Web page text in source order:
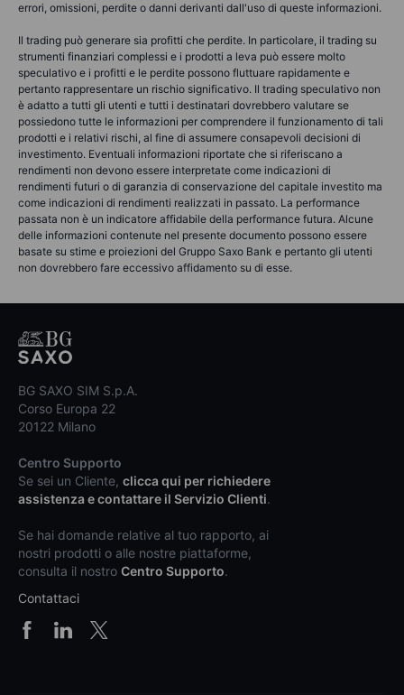
errori, omissioni, perdite o danni derivanti dall'uso di queste informazioni.
Il trading può generare sia profitti che perdite. In particolare, il trading su
strumenti finanziari complessi e i prodotti a leva può essere molto
speculativo e i profitti e le perdite possono fluttuare rapidamente e
pertanto rappresentare un rischio significativo. Il trading speculativo non
è adatto a tutti gli utenti e tutti i destinatari dovrebbero valutare se
possiedono tutte le informazioni per comprendere il funzionamento di tali
prodotti e i relativi rischi, al fine di assumere consapevoli decisioni di
investimento. Eventuali informazioni riportate che si riferiscano a
rendimenti non devono essere interpretate come indicazioni di
rendimenti futuri o di garanzia di conservazione del capitale investito ma
come indicazioni di rendimenti realizzati in passato. La performance
passata non è un indicatore affidabile della performance futura. Alcune
delle informazioni contenute nel presente documento possono essere
basate su stime e proiezioni del Gruppo Saxo Bank e pertanto gli utenti
non dovrebbero fare eccessivo affidamento su di esse.
BG SAXO SIM S.p.A.
Corso Europa 22
20122 Milano
Centro Supporto
Se sei un Cliente, clicca qui per richiedere
assistenza e contattare il Servizio Clienti.
Se hai domande relative al tuo rapporto, ai
nostri prodotti o alle nostre piattaforme,
consulta il nostro Centro Supporto.
Contattaci